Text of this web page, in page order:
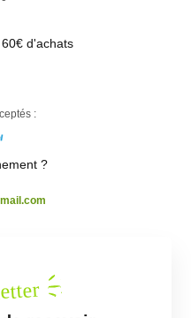
d'achats
:
?